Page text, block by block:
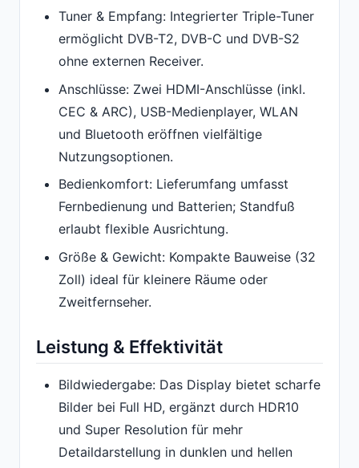
Tuner & Empfang: Integrierter Triple-Tuner
ermöglicht DVB-T2, DVB-C und DVB-S2
ohne externen Receiver.
Anschlüsse: Zwei HDMI-Anschlüsse (inkl.
CEC & ARC), USB-Medienplayer, WLAN
und Bluetooth eröffnen vielfältige
Nutzungsoptionen.
Bedienkomfort: Lieferumfang umfasst
Fernbedienung und Batterien; Standfuß
erlaubt flexible Ausrichtung.
Größe & Gewicht: Kompakte Bauweise (32
Zoll) ideal für kleinere Räume oder
Zweitfernseher.
Leistung & Effektivität
Bildwiedergabe: Das Display bietet scharfe
Bilder bei Full HD, ergänzt durch HDR10
und Super Resolution für mehr
Detaildarstellung in dunklen und hellen